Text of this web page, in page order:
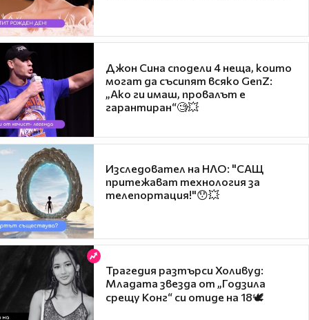
Джон Сина сподели 4 неща, които
могат да съсипят всяко GenZ:
„Ако ги имаш, провалът е
гарантиран“🧐💥
Изследовател на НЛО: "САЩ
притежават технология за
телепортация!"😯💥
Трагедия разтърси Холивуд:
Младата звезда от „Годзила
срещу Конг“ си отиде на 18🕊️